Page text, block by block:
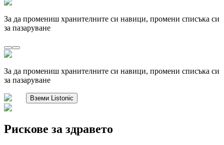
За да промениш хранителните си навици, промени списъка си
за пазаруване
За да промениш хранителните си навици, промени списъка си
за пазаруване
Вземи Listonic
Рискове за здравето